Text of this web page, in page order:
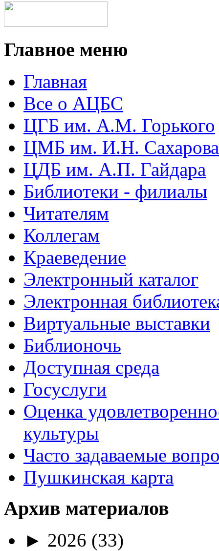
Главное меню
Главная
Все о АЦБС
ЦГБ им. А.М. Горького
ЦМБ им. И.Н. Сахарова
ЦДБ им. А.П. Гайдара
Библиотеки - филиалы
Читателям
Коллегам
Краеведение
Электронный каталог
Электронная
Виртуальные выставки
Библионочь
Доступная среда
Госуслуги
Оценка
культуры
Часто задаваемые
Пушкинская карта
Архив материалов
► 2026 (33)